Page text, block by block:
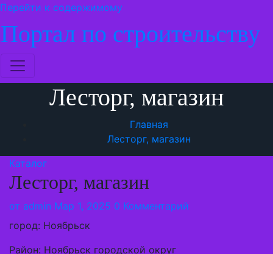
Перейти к содержимому
Портал по строительству
Лесторг, магазин
Главная
Лесторг, магазин
Каталог
Лесторг, магазин
от admin Мар 1, 2025 0 Комментарий
город: Ноябрьск
Район: Ноябрьск городской округ